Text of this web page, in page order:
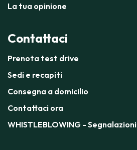
La tua opinione
Contattaci
Prenota test drive
Sedi e recapiti
Consegna a domicilio
Contattaci ora
WHISTLEBLOWING - Segnalazioni